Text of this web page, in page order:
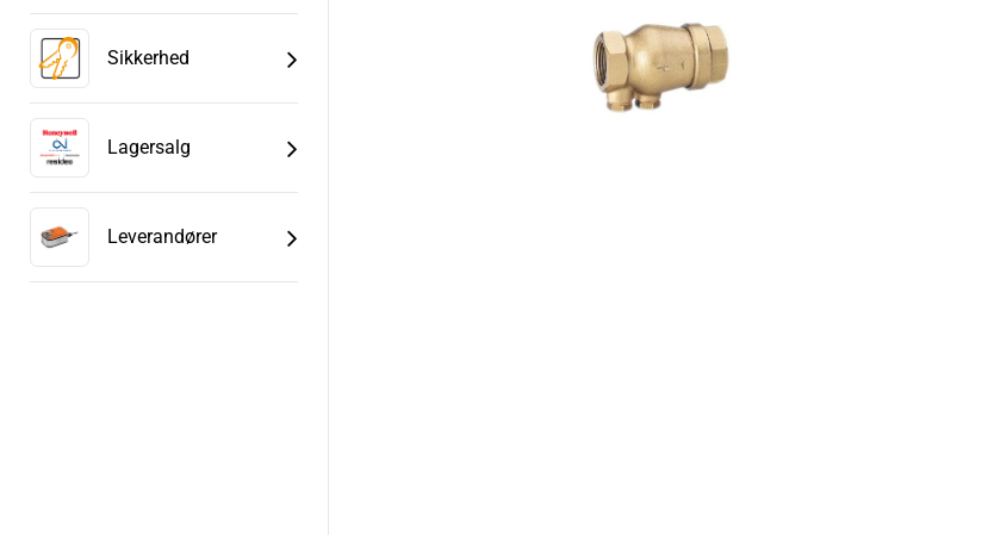
Sikkerhed
Lagersalg
Leverandører